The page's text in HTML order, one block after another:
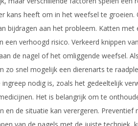
kans heeft om in het weefsel te
bijdragen aan het probleem. Katten
een verhoogd risico. Verkeerd knippen
de nagel of het omliggende weefsel.
zo snel mogelijk een dierenarts te
ingreep nodig is, zoals het gedeeltelijk
Het is belangrijk om te
en de situatie kan verergeren.